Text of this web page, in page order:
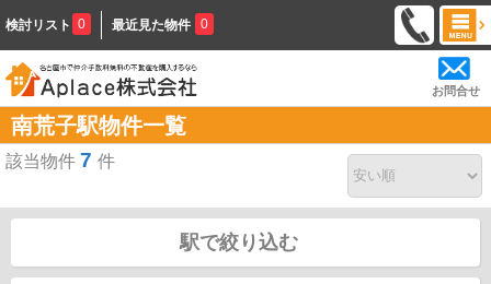
検討リスト 0 最近見た物件 0
お問合せ
南荒子駅物件一覧
該当物件 7 件
駅で絞り込む